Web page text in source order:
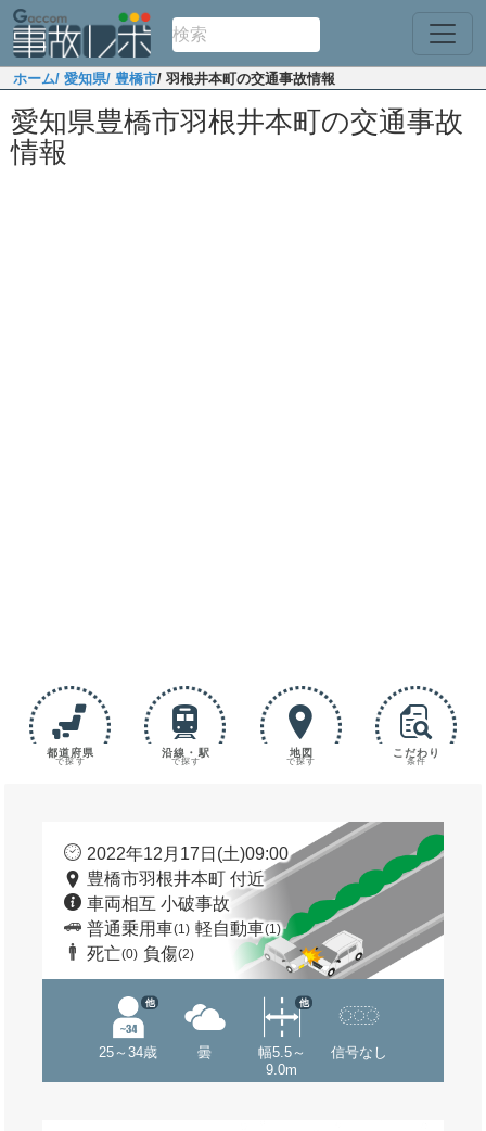
ホーム/ 愛知県/ 豊橋市/ 羽根井本町の交通事故情報
愛知県豊橋市羽根井本町の交通事故
情報
都道府県
で探す
沿線・駅
で探す
地図
で探す
こだわり
条件
2022年12月17日(土)09:00
豊橋市羽根井本町 付近
車両相互 小破事故
普通乗用車(1) 軽自動車(1)
死亡(0) 負傷(2)
25～34歳
他
曇
幅5.5～
9.0m
他
信号なし